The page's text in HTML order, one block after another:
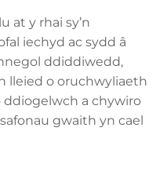
at y rhai sy’n
iechyd ac sydd â
ddiddiwedd,
lleied o oruchwyliaeth
ddiogelwch a chywiro
gwaith yn cael